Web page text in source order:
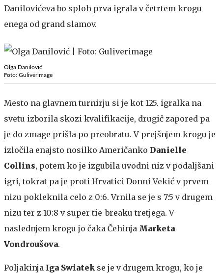
Danilovićeva bo sploh prva igrala v četrtem krogu
enega od grand slamov.
Olga Danilović
Foto: Guliverimage
Mesto na glavnem turnirju si je kot 125. igralka na
svetu izborila skozi kvalifikacije, drugič zapored pa
je do zmage prišla po preobratu. V prejšnjem krogu je
izločila enajsto nosilko Američanko Danielle
Collins, potem ko je izgubila uvodni niz v podaljšani
igri, tokrat pa je proti Hrvatici Donni Vekić v prvem
nizu pokleknila celo z 0:6. Vrnila se je s 7:5 v drugem
nizu ter z 10:8 v super tie-breaku tretjega. V
naslednjem krogu jo čaka Čehinja Marketa
Vondroušova.
Poljakinja Iga Swiatek se je v drugem krogu, ko je